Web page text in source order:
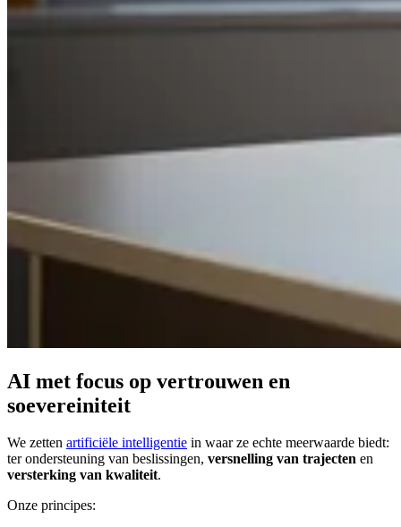
AI met focus op vertrouwen en
soevereiniteit
We zetten artificiële intelligentie in waar ze echte meerwaarde biedt:
ter ondersteuning van beslissingen, versnelling van trajecten en
versterking van kwaliteit.
Onze principes: